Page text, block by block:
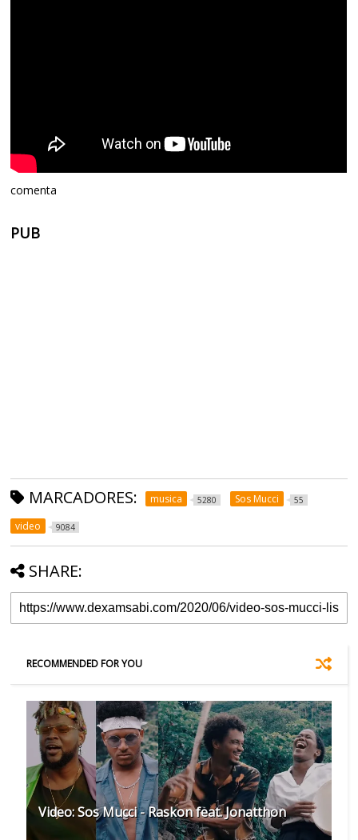
comenta
PUB
MARCADORES: musica 5280 Sos Mucci 55
video 9084
SHARE:
RECOMMENDED FOR YOU
Video: Sos Mucci - Raskon feat. Jonatthon